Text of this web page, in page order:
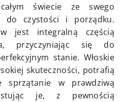
świecie ze swego
do czystości i porządku.
jest integralną częścią
przyczyniając się do
stanie. Włoskie
skuteczności, potrafią
sprzątanie w prawdziwą
je, z pewnością